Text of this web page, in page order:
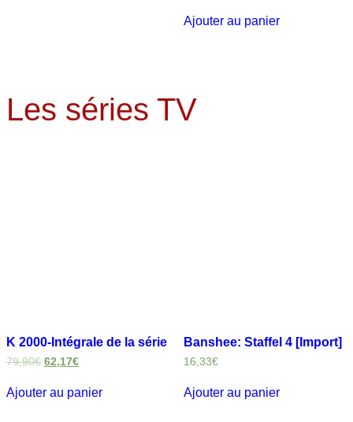
Ajouter au panier
Les séries TV
K 2000-Intégrale de la série
79,90€ 62,17€
Ajouter au panier
Banshee: Staffel 4 [Import]
16,33€
Ajouter au panier